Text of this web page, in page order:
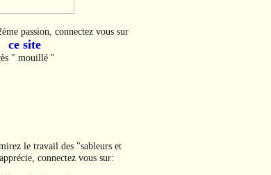
passion, connectez vous sur
ce site
" mouillé "
le travail des "sableurs et
connectez vous sur: